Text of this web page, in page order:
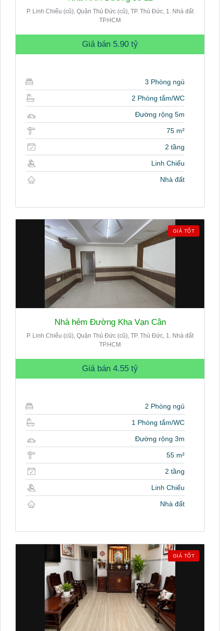
P. Linh Chiểu (cũ), Quận Thủ Đức (cũ), TP. Thủ Đức, 1. Nhà đất
TP.HCM
Giá bán 5.90 tỷ
3 Phòng ngủ
2 Phòng tắm/WC
Đường rộng 5m
75 m²
2 tầng
Linh Chiểu
Nhà đất
GIÁ TỐT
Nhà hẻm Đường Kha Vạn Cân
P. Linh Chiểu (cũ), Quận Thủ Đức (cũ), TP. Thủ Đức, 1. Nhà đất
TP.HCM
Giá bán 4.55 tỷ
2 Phòng ngủ
1 Phòng tắm/WC
Đường rộng 3m
55 m²
2 tầng
Linh Chiểu
Nhà đất
GIÁ TỐT